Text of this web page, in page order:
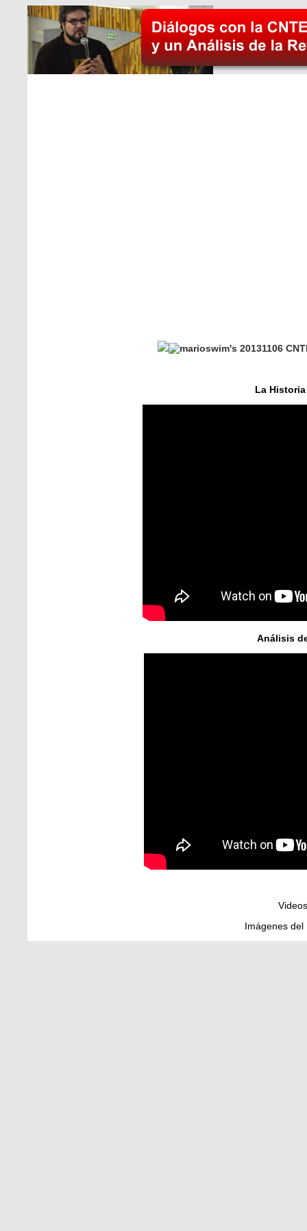
La
Análisis
Imágenes